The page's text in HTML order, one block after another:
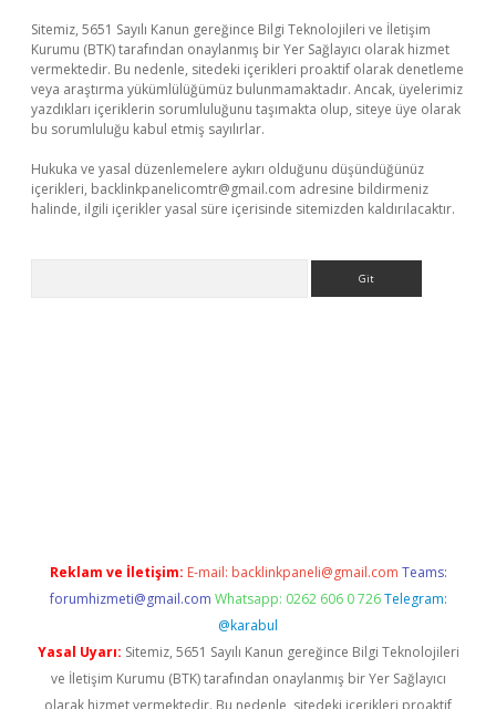
Sitemiz, 5651 Sayılı Kanun gereğince Bilgi Teknolojileri ve İletişim
Kurumu (BTK) tarafından onaylanmış bir Yer Sağlayıcı olarak hizmet
vermektedir. Bu nedenle, sitedeki içerikleri proaktif olarak denetleme
veya araştırma yükümlülüğümüz bulunmamaktadır. Ancak, üyelerimiz
yazdıkları içeriklerin sorumluluğunu taşımakta olup, siteye üye olarak
bu sorumluluğu kabul etmiş sayılırlar.
Hukuka ve yasal düzenlemelere aykırı olduğunu düşündüğünüz
içerikleri, backlinkpanelicomtr@gmail.com adresine bildirmeniz
halinde, ilgili içerikler yasal süre içerisinde sitemizden kaldırılacaktır.
Reklam ve İletişim: E-mail: backlinkpaneli@gmail.com Teams:
forumhizmeti@gmail.com Whatsapp: 0262 606 0 726 Telegram:
@karabul
Yasal Uyarı: Sitemiz, 5651 Sayılı Kanun gereğince Bilgi Teknolojileri
ve İletişim Kurumu (BTK) tarafından onaylanmış bir Yer Sağlayıcı
olarak hizmet vermektedir. Bu nedenle, sitedeki içerikleri proaktif